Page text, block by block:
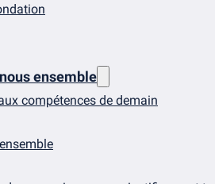
ensemble
compétences de demain